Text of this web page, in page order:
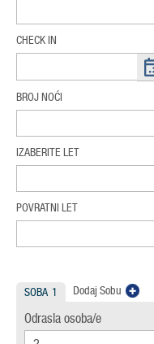
CHECK IN
BROJ NOĆI
IZABERITE LET
POVRATNI LET
SOBA 1 Dodaj Sobu
Odrasla osoba/e